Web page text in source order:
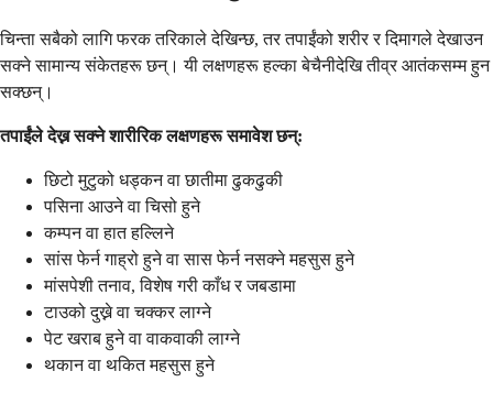
चिन्ता सबैको लागि फरक तरिकाले देखिन्छ, तर तपाईंको शरीर र दिमागले देखाउन
सक्ने सामान्य संकेतहरू छन्। यी लक्षणहरू हल्का बेचैनीदेखि तीव्र आतंकसम्म हुन
सक्छन्।
तपाईंले देख्न सक्ने शारीरिक लक्षणहरू समावेश छन्:
छिटो मुटुको धड्कन वा छातीमा ढुकढुकी
पसिना आउने वा चिसो हुने
कम्पन वा हात हल्लिने
सांस फेर्न गाह्रो हुने वा सास फेर्न नसक्ने महसुस हुने
मांसपेशी तनाव, विशेष गरी काँध र जबडामा
टाउको दुख्ने वा चक्कर लाग्ने
पेट खराब हुने वा वाकवाकी लाग्ने
थकान वा थकित महसुस हुने